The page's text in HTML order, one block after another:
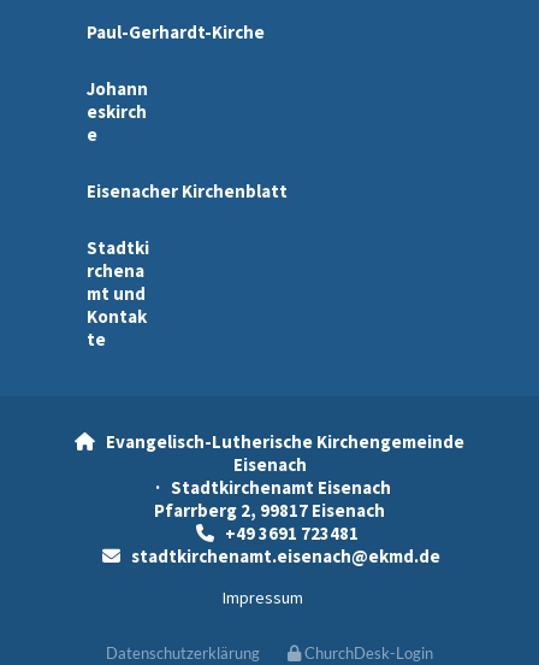
Paul-Gerhardt-Kirche
Johann
eskirch
e
Eisenacher Kirchenblatt
Stadtki
rchena
mt und
Kontak
te

Evangelisch-Lutherische Kirchengemeinde
Eisenach
· Stadtkirchenamt Eisenach
Pfarrberg 2, 99817 Eisenach
+49 3691 723481
 stadtkirchenamt.eisenach@ekmd.de
Impressum
Datenschutzerklärung ChurchDesk-Login